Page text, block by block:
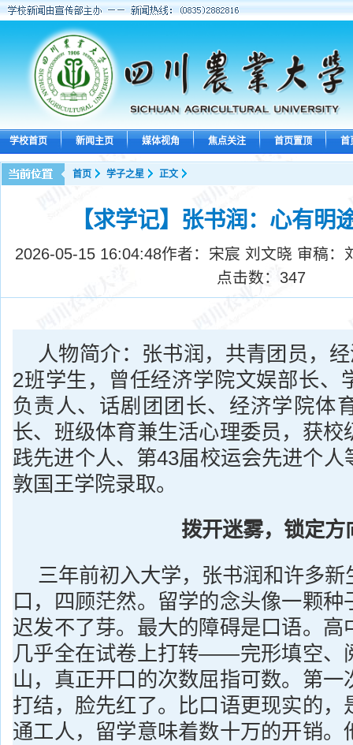
学校首页 新闻主页 媒体视角 焦点关注 首页置顶 首
首页 学子之星 正文
【求学记】张书润：心有明
2026-05-15 16:04:48作者：宋宸 刘文晓 审稿：
点击数： 347
人物简介：张书润，共青团员，
2班学生，曾任经济学院文娱部长、
负责人、话剧团团长、经济学院体
长、班级体育兼生活心理委员，获校
践先进个人、第43届校运会先进个人
敦国王学院录取。
拨开迷雾，锁定方
三年前初入大学，张书润和许多
口，四顾茫然。留学的念头像一颗种
迟发不了芽。最大的障碍是口语。高
几乎全在试卷上打转——完形填空、
山，真正开口的次数屈指可数。第一
打结，脸先红了。比口语更现实的，
通工人，留学意味着数十万的开销。